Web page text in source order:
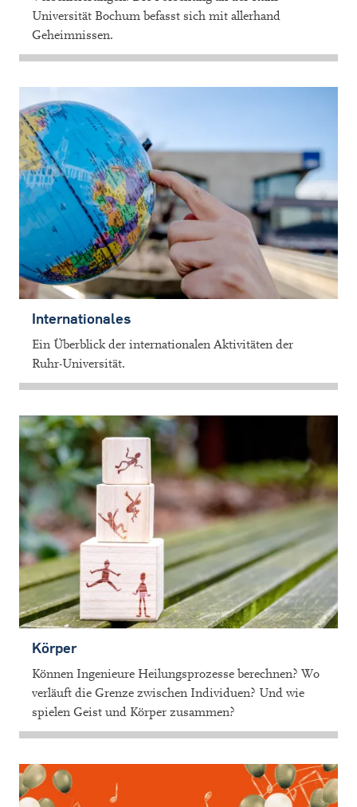
Universität Bochum befasst sich mit allerhand
Geheimnissen.
Internationales
Ein Überblick der internationalen Aktivitäten der
Ruhr-Universität.
Körper
Können Ingenieure Heilungsprozesse berechnen? Wo
verläuft die Grenze zwischen Individuen? Und wie
spielen Geist und Körper zusammen?